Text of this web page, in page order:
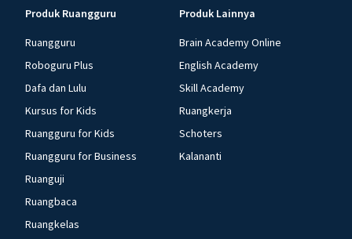
Produk Ruangguru
Ruangguru
Roboguru Plus
Dafa dan Lulu
Kursus for Kids
Ruangguru for Kids
Ruangguru for Business
Ruanguji
Ruangbaca
Ruangkelas
Produk Lainnya
Brain Academy Online
English Academy
Skill Academy
Ruangkerja
Schoters
Kalananti